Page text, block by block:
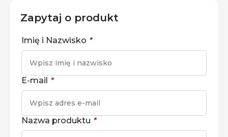
Zapytaj o produkt
Imię i Nazwisko *
E-mail *
Nazwa produktu *